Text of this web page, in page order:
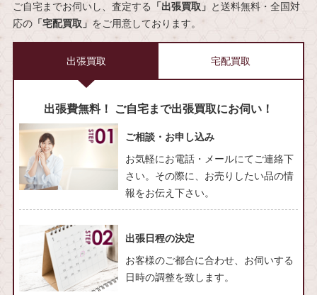
ご自宅までお伺いし、査定する 「出張買取」 と送料無料・全国対
応の「宅配買取」 をご用意しております。
出張買取 宅配買取
出張費無料！ ご自宅まで出張買取にお伺い！
ご相談・お申し込み
お気軽にお電話・メールにてご連絡下
さい。その際に、お売りしたい品の情
報をお伝え下さい。
出張日程の決定
お客様のご都合に合わせ、お伺いする
日時の調整を致します。